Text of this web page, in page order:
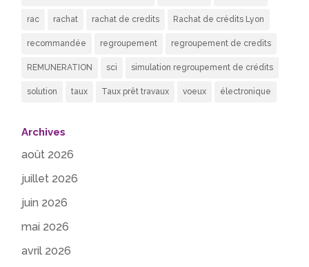
rac rachat rachat de credits Rachat de crédits Lyon
recommandée regroupement regroupement de credits
REMUNERATION sci simulation regroupement de crédits
solution taux Taux prêt travaux voeux électronique
Archives
août 2026
juillet 2026
juin 2026
mai 2026
avril 2026